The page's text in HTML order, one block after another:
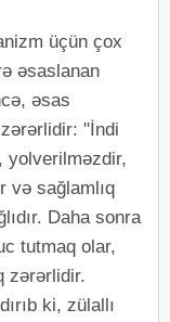
üçün çox
əsaslanan
əsas
"İndi
yolverilməzdir,
və sağlamlıq
Daha sonra
tutmaq olar,
zərərlidir.
ki, zülallı